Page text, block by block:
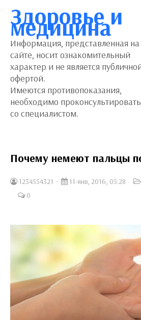
Здоровье и
медицина
Информация, представленная на
сайте, носит ознакомительный
характер и не является
офертой.
Имеются противопоказания,
необходимо
со специалистом.
Почему немеют пальцы
1234554321 11-янв, 2016, 05:28
0